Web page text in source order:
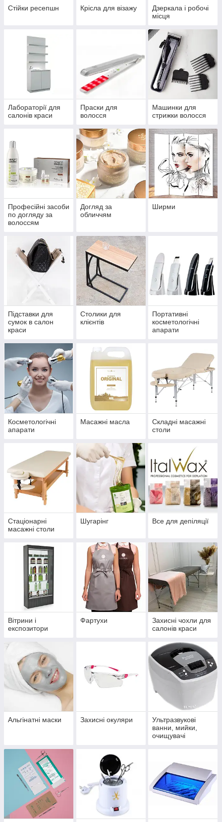
Стійки ресепшн Крісла для візажу
Дзеркала і робочі
місця
Лабораторії для
салонів краси
Праски для
волосся
Машинки для
стрижки волосся
Професійні засоби
по догляду за
волоссям
Догляд за
обличчям
Ширми
Підставки для
сумок в салон
краси
Столики для
клієнтів
Портативні
косметологічні
апарати
Косметологічні
апарати
Масажні масла
Складні масажні
столи
Стаціонарні
масажні столи
Шугарінг Все для депіляції
Вітрини і
експозитори
Фартухи
Захисні чохли для
салонів краси
Альгінатні маски Захисні окуляри
Ультразвукові
ванни, мийки,
очищувачі